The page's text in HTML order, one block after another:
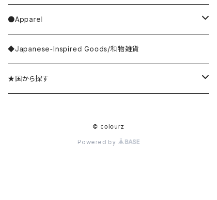
Goma
yao
Olya
Glove／Arm cover
Umbrella
Wallet
ring／リング
bracelet／ブレスレット
brooch／ブローチ
stationery
key ring
perfume bottle
bar soap
placemat
dishcloth
coaster
room shoes
rug／tapestry
lumpshade
●Apparel
tops
outer
◆Japanese-Inspired Goods/和物雑貨
★国から探す
© colourz
Powered by